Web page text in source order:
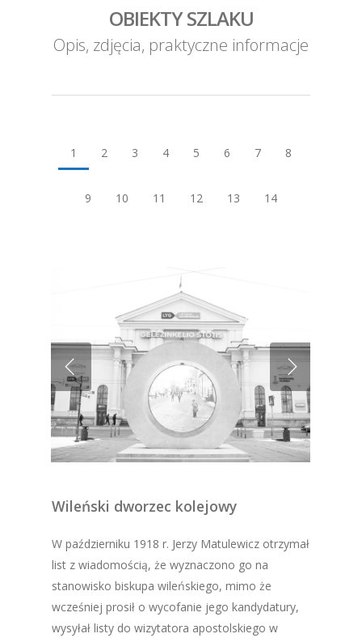
OBIEKTY SZLAKU
Opis, zdjęcia, praktyczne informacje
1 2 3 4 5 6 7 8
9 10 11 12 13 14
Wileński dworzec kolejowy
W październiku 1918 r. Jerzy Matulewicz otrzymał
list z wiadomością, że wyznaczono go na
stanowisko biskupa wileńskiego, mimo że
wcześniej prosił o wycofanie jego kandydatury,
wysyłał listy do wizytatora apostolskiego w